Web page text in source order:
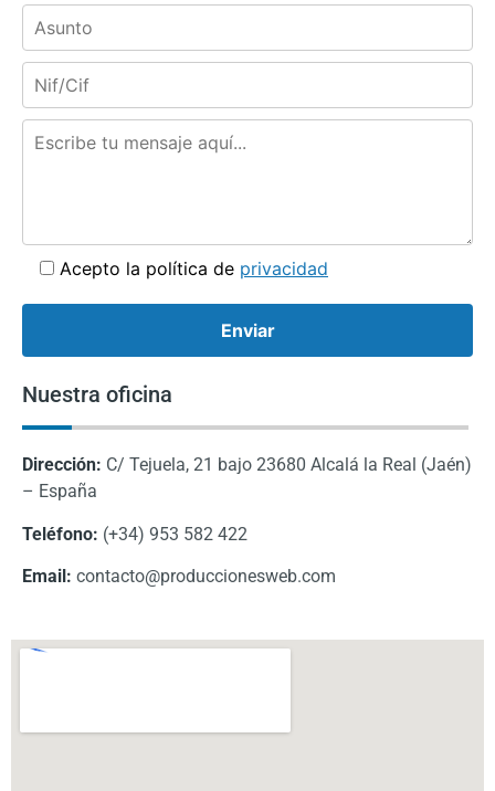
Acepto la política de privacidad
Nuestra oficina
Dirección: C/ Tejuela, 21 bajo 23680 Alcalá la Real (Jaén)
– España
Teléfono: (+34) 953 582 422
Email: contacto@produccionesweb.com